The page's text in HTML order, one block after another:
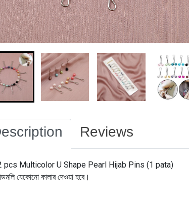
Reviews
pcs Multicolor U Shape Pearl Hijab Pins (1 pata)
যেকোনো কালার দেওয়া হবে।